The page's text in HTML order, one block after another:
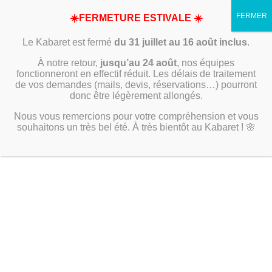
☀️FERMETURE ESTIVALE ☀️
Le Kabaret est fermé du 31 juillet au 16 août inclus.
À notre retour, jusqu’au 24 août, nos équipes
fonctionneront en effectif réduit. Les délais de traitement
de vos demandes (mails, devis, réservations…) pourront
donc être légèrement allongés.
Nous vous remercions pour votre compréhension et vous
souhaitons un très bel été. À très bientôt au Kabaret ! 🌸